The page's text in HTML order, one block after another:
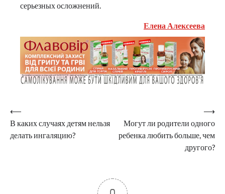
серьезных осложнений.
Елена Алексеева
Навигация
по
записям
⟵
В каких случаях детям нельзя
делать ингаляцию?
Могут ли родители одного
ребенка любить больше, чем
другого?
⟶